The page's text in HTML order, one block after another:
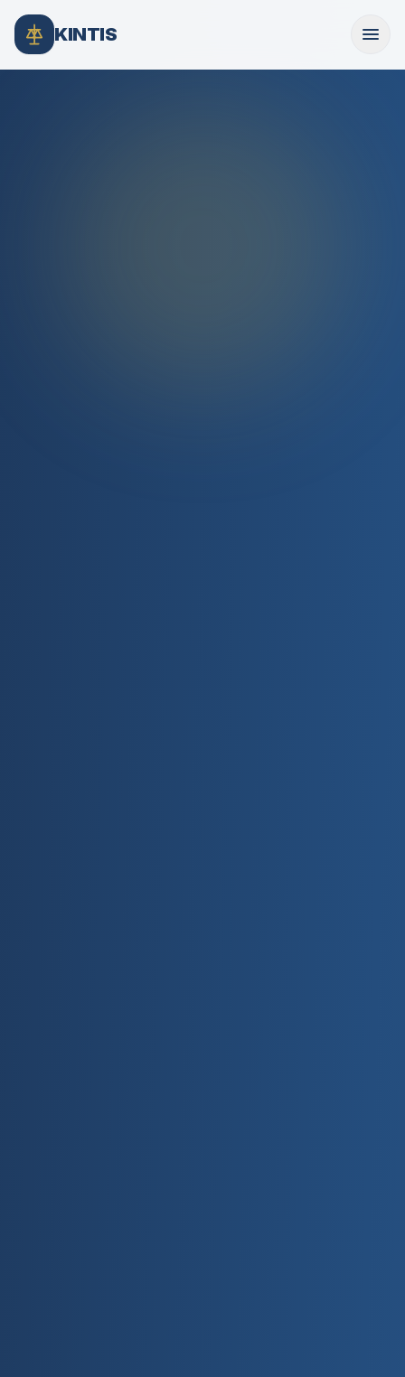
KINTIS